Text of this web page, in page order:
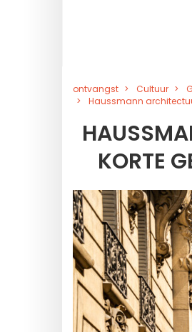
ontvangst Cultuur
Haussmann
KORTE